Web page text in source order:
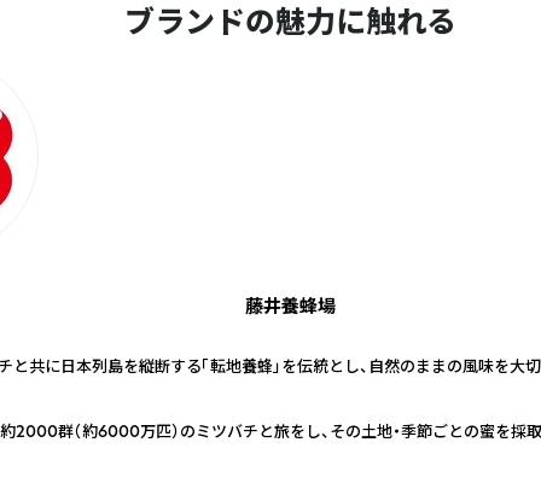
ブランドの魅力に触れる
藤井養蜂場
と共に日本列島を縦断する「転地養蜂」を伝統とし、自然のままの風味を大
2000群（約6000万匹）のミツバチと旅をし、その土地・季節ごとの蜜を採